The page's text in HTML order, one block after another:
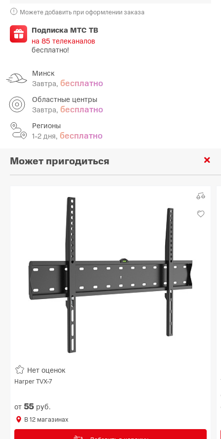
Можете добавить при оформлении заказа
Подписка МТС ТВ
на 85 телеканалов
бесплатно!
Минск
Завтра, бесплатно
Областные центры
Завтра, бесплатно
Регионы
1-2 дня, бесплатно
Может пригодиться
Нет оценок
Harper TVX-7
от55 руб.
В12 магазинах